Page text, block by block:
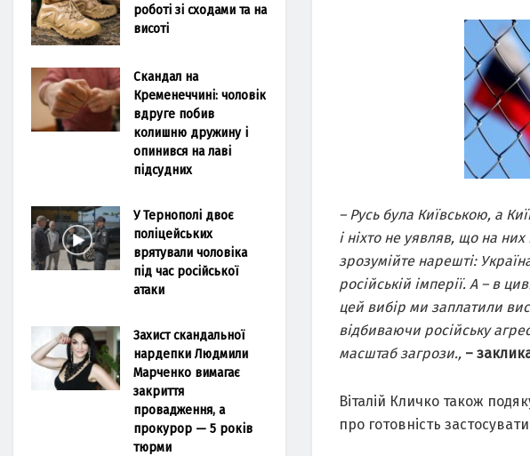
– Русь була Київською, а
і ніхто не уявляв, що на
зрозумійте нарешті:
російській імперії. А – в
цей вибір ми заплатили
відбиваючи російську
масштаб загрози., –
Віталій Кличко також
про готовність застосувати
роботі зі сходами та на
висоті
Скандал на
Кременеччині: чоловік
вдруге побив
колишню дружину і
опинився на лаві
підсудних
У Тернополі двоє
поліцейських
врятували чоловіка
під час російської
атаки
Захист скандальної
нардепки Людмили
Марченко вимагає
закриття
провадження, а
прокурор — 5 років
тюрми